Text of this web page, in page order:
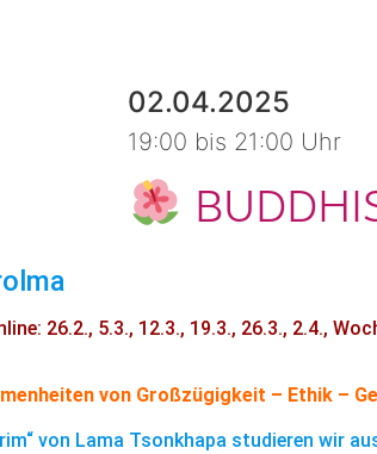
02.04.2025
19:00 bis 21:00 Uhr
26.2., 5.3., 12.3., 19.3., 26.3., 2.4.,
von Großzügigkeit – Ethik –
von Lama Tsonkhapa studieren wir